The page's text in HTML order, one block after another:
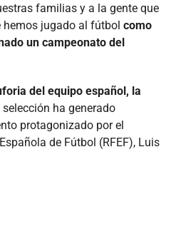
familias y a la gente que
hemos jugado al fútbol como
un campeonato del
del equipo español, la
ha generado
protagonizado por el
de Fútbol (RFEF), Luis